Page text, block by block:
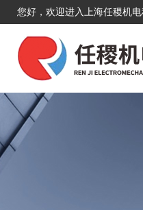
您好，欢迎进入上海任稷机电